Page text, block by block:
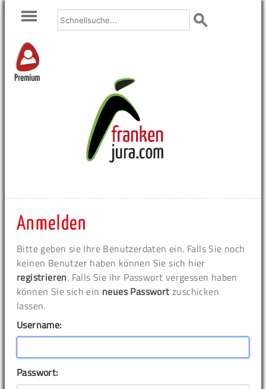
Premium
Anmelden
Bitte geben sie Ihre Benutzerdaten ein. Falls Sie noch
keinen Benutzer haben können Sie sich hier
registrieren. Falls Sie ihr Passwort vergessen haben
können Sie sich ein neues Passwort zuschicken
lassen.
Username:
Passwort: